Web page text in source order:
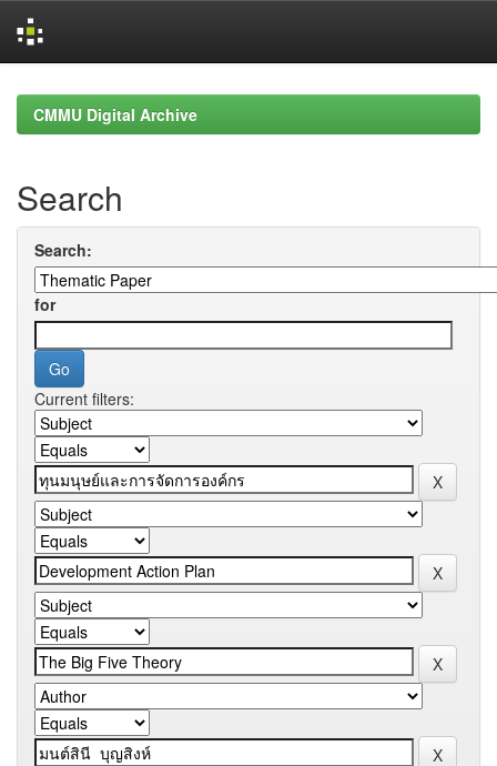
navigationCMMU Digital Archive
Search
Search:
for
Current filters: